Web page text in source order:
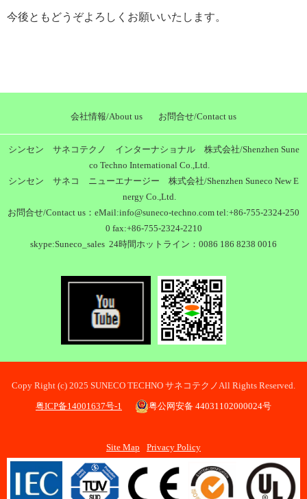
今後ともどうぞよろしくお願いいたします。
会社情報/About us お問合せ/Contact us
シンセン サネコテクノ インターナショナル 株式会社/Shenzhen Sune
co Techno International Co.,Ltd.
シンセン サネコ ニューエナージー 株式会社/Shenzhen Suneco New E
nergy Co.,Ltd.
お問合せ/Contact us：eMail:info@suneco-techno.com tel:+86-755-2324-250
0 fax:+86-755-2324-2210
skype:Suneco_sales 24時間ホットライン：0086 186 8238 0016
Copy Right (c) 2025 SUNECO TECHNO サネコテクノAll Rights Reserved.
粤ICP备14001637号-1
粤公网安备 44031102000024号
Site Map Privacy Policy